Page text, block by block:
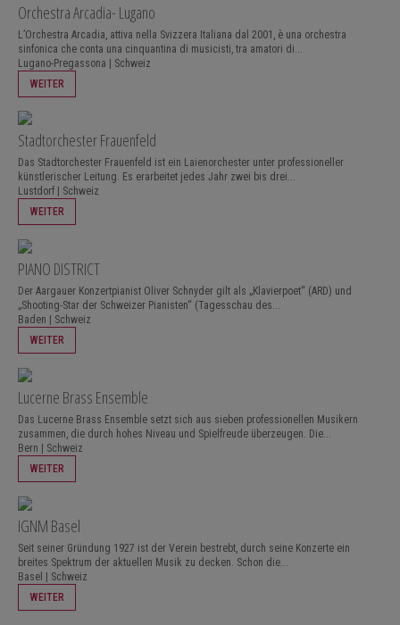
Orchestra Arcadia- Lugano
L’Orchestra Arcadia, attiva nella Svizzera Italiana dal 2001, è una orchestra
sinfonica che conta una cinquantina di musicisti, tra amatori di...
Lugano-Pregassona | Schweiz
WEITER
Stadtorchester Frauenfeld
Das Stadtorchester Frauenfeld ist ein Laienorchester unter professioneller
künstlerischer Leitung. Es erarbeitet jedes Jahr zwei bis drei...
Lustdorf | Schweiz
WEITER
PIANO DISTRICT
Der Aargauer Konzertpianist Oliver Schnyder gilt als „Klavierpoet“ (ARD) und
„Shooting-Star der Schweizer Pianisten“ (Tagesschau des...
Baden | Schweiz
WEITER
Lucerne Brass Ensemble
Das Lucerne Brass Ensemble setzt sich aus sieben professionellen Musikern
zusammen, die durch hohes Niveau und Spielfreude überzeugen. Die...
Bern | Schweiz
WEITER
IGNM Basel
Seit seiner Gründung 1927 ist der Verein bestrebt, durch seine Konzerte ein
breites Spektrum der aktuellen Musik zu decken. Schon die...
Basel | Schweiz
WEITER